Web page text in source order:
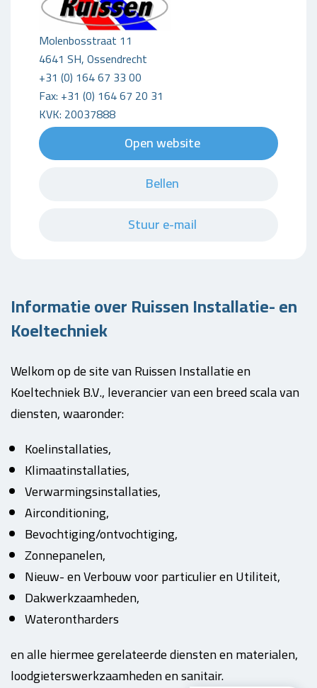
Molenbosstraat 11
4641 SH, Ossendrecht
+31 (0) 164 67 33 00
Fax: +31 (0) 164 67 20 31
KVK: 20037888
Open website
Bellen
Stuur e-mail
Informatie over Ruissen Installatie- en
Koeltechniek
Welkom op de site van Ruissen Installatie en
Koeltechniek B.V., leverancier van een breed scala van
diensten, waaronder:
Koelinstallaties,
Klimaatinstallaties,
Verwarmingsinstallaties,
Airconditioning,
Bevochtiging/ontvochtiging,
Zonnepanelen,
Nieuw- en Verbouw voor particulier en Utiliteit,
Dakwerkzaamheden,
Waterontharders
en alle hiermee gerelateerde diensten en materialen,
loodgieterswerkzaamheden en sanitair.